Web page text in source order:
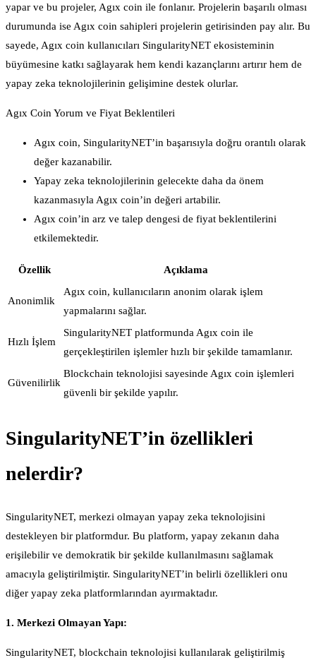
yapar ve bu projeler, Agıx coin ile fonlanır. Projelerin başarılı olması
durumunda ise Agıx coin sahipleri projelerin getirisinden pay alır. Bu
sayede, Agıx coin kullanıcıları SingularityNET ekosisteminin
büyümesine katkı sağlayarak hem kendi kazançlarını artırır hem de
yapay zeka teknolojilerinin gelişimine destek olurlar.
Agıx Coin Yorum ve Fiyat Beklentileri
Agıx coin, SingularityNET’in başarısıyla doğru orantılı olarak
değer kazanabilir.
Yapay zeka teknolojilerinin gelecekte daha da önem
kazanmasıyla Agıx coin’in değeri artabilir.
Agıx coin’in arz ve talep dengesi de fiyat beklentilerini
etkilemektedir.
Özellik Açıklama
Anonimlik
Agıx coin, kullanıcıların anonim olarak işlem
yapmalarını sağlar.
Hızlı İşlem
SingularityNET platformunda Agıx coin ile
gerçekleştirilen işlemler hızlı bir şekilde tamamlanır.
Güvenilirlik
Blockchain teknolojisi sayesinde Agıx coin işlemleri
güvenli bir şekilde yapılır.
SingularityNET’in özellikleri
nelerdir?
SingularityNET, merkezi olmayan yapay zeka teknolojisini
destekleyen bir platformdur. Bu platform, yapay zekanın daha
erişilebilir ve demokratik bir şekilde kullanılmasını sağlamak
amacıyla geliştirilmiştir. SingularityNET’in belirli özellikleri onu
diğer yapay zeka platformlarından ayırmaktadır.
1. Merkezi Olmayan Yapı:
SingularityNET, blockchain teknolojisi kullanılarak geliştirilmiş